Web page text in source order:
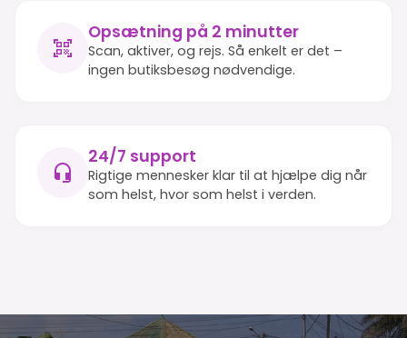
Opsætning på 2 minutter
Scan, aktiver, og rejs. Så enkelt er det –
ingen butiksbesøg nødvendige.
24/7 support
Rigtige mennesker klar til at hjælpe dig når
som helst, hvor som helst i verden.